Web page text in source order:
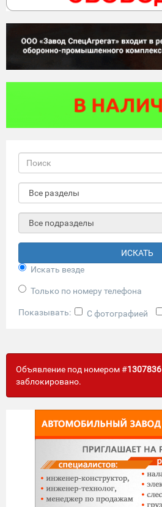
ИСКАТЬ
Искать везде
Только по номеру телефона
Показывать: С фотографией
Объявление под номером #1307836
заблокировано.